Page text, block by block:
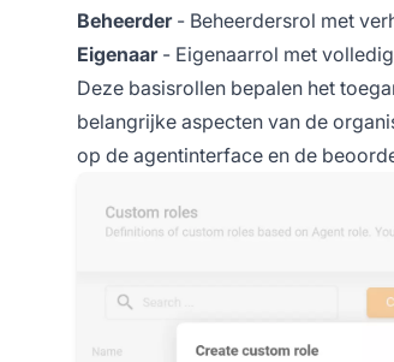
Beheerder- Beheerdersrol met
Eigenaar- Eigenaarrol met
Deze basisrollen bepalen het
belangrijke aspecten van de
op de agentinterface en de